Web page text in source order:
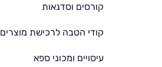
קורסים וסדנאות
קודי הטבה לרכישת מוצרים
עיסויים ומכוני ספא